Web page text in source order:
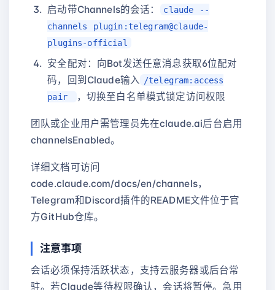
启动带Channels的会话：
claude --
channels plugin:telegram@claude-
plugins-official
安全配对：向Bot发送任意消息获取6位配对
码，回到Claude输入
/telegram:access
pair
，切换至白名单模式锁定访问权限
团队或企业用户需管理员先在claude.ai后台启用
channelsEnabled。
详细文档可访问
code.claude.com/docs/en/channels，
Telegram和Discord插件的README文件位于官
方GitHub仓库。
注意事项
会话必须保持活跃状态，支持云服务器或后台常
驻。若Claude等待权限确认，会话将暂停。急用